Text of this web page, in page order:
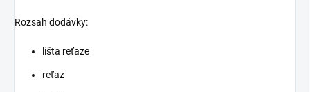
Rozsah dodávky:
lišta reťaze
reťaz